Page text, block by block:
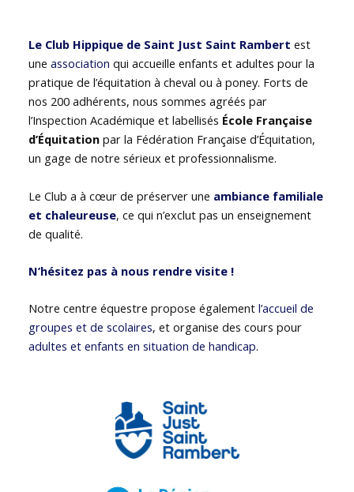
Le Club Hippique de Saint Just Saint Rambert est
uneassociation qui accueille enfants et adultes pour la
pratique de l’équitation à cheval ou à poney. Forts de
nos 200 adhérents, nous sommes agréés par
l’Inspection Académique et labellisés École Française
d’Équitation par la Fédération Française d’Équitation,
un gage de notre sérieux et professionnalisme.
Le Club a à cœur de préserver une ambiance familiale
et chaleureuse, ce qui n’exclut pas un enseignement
de qualité.
N’hésitez pas à nous rendre visite !
Notre centre équestre propose égalementl’accueil de
groupes et de scolaires, et organise des cours pour
adultes et enfants en situation de handicap.